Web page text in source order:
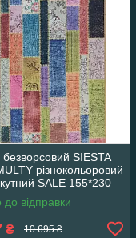
SIESTA
різнокольоровий
SALE 155*230
до відправки
₴ 10 695 ₴